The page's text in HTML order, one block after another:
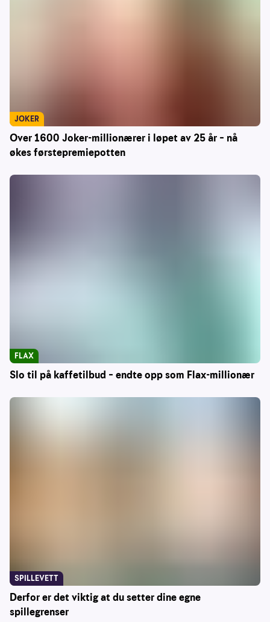
Over 1600 Joker-millionærer i løpet av 25 år – nå
økes førstepremiepotten
JOKER
Slo til på kaffetilbud – endte opp som Flax-millionær
FLAX
Derfor er det viktig at du setter dine egne
spillegrenser
SPILLEVETT